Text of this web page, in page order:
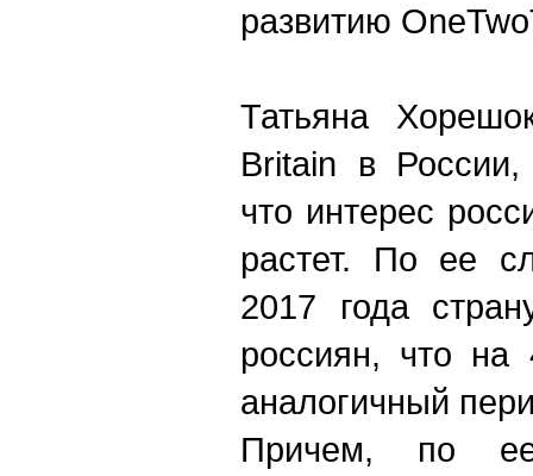
развитию
Татьяна
Britain в России,
что интерес
растет. По ее
2017 года
россиян, что
аналогичный
Причем, по